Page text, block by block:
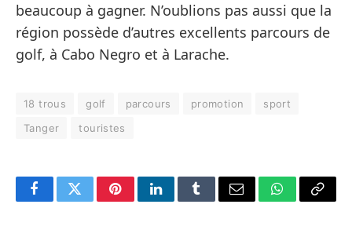
beaucoup à gagner. N’oublions pas aussi que la
région possède d’autres excellents parcours de
golf, à Cabo Negro et à Larache.
18 trous golf parcours promotion
sport
Tanger
touristes
FacebookTwitterPinterestLinkedInTumblrEmail WhatsApp
Copy